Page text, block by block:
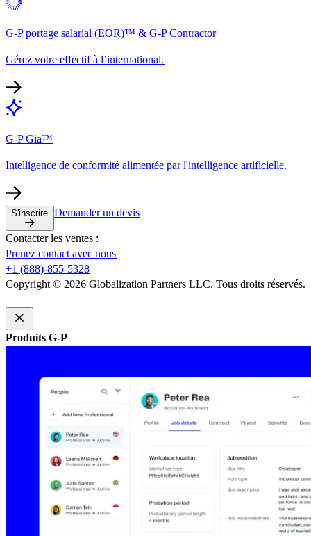
G-P portage salarial (EOR)™ & G-P Contractor​​
Gérez votre effectif à l’international.​​
G-P Gia™​​
Intelligence de conformité alimentée par l'intelligence artificielle.​​
S'inscrire​​ Demander un devis​​
Contacter les ventes :​​
Prenez contact avec nous​​
+1 (888)-855-5328​​
Copyright © 2026 Globalization Partners LLC. Tous droits réservés.​​
Produits G-P​​